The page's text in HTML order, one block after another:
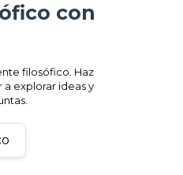
con
filosófico. Haz
explorar ideas y